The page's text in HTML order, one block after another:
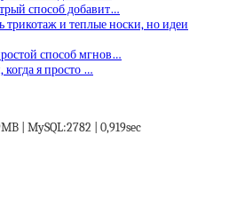
способ добавит…
трикотаж и теплые носки, но идеи
способ мгнов…
когда я просто …
| MySQL:2782 | 0,919sec